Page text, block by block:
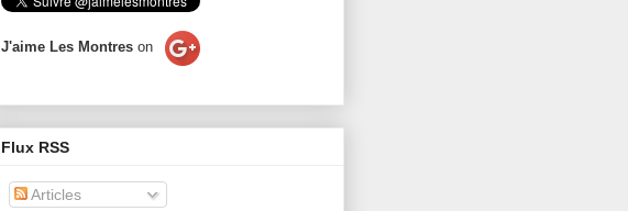
J'aime Les Montres on
Flux RSS
Articles